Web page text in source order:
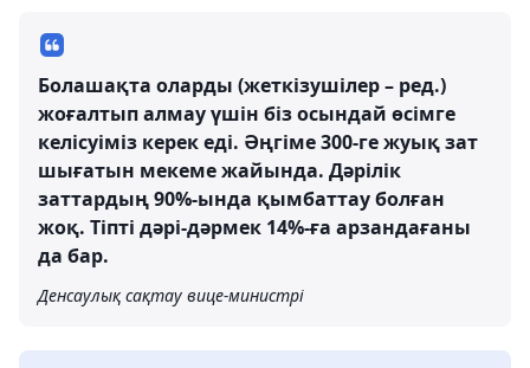
Болашақта оларды (жеткізушілер – ред.)
жоғалтып алмау үшін біз осындай өсімге
келісуіміз керек еді. Әңгіме 300-ге жуық зат
шығатын мекеме жайында. Дәрілік
заттардың 90%-ында қымбаттау болған
жоқ. Тіпті дәрі-дәрмек 14%-ға арзандағаны
да бар.
Денсаулық сақтау вице-министрі